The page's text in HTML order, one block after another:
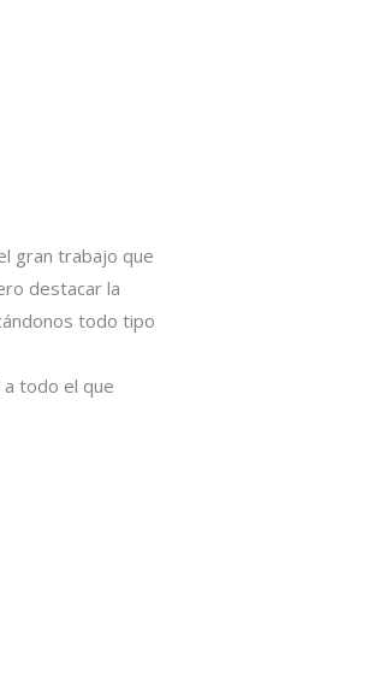
gran trabajo que
destacar la
todo tipo
todo el que